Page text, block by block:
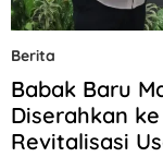
Berita
Babak Baru
Diserahkan
Revitalisasi